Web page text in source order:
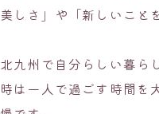
美しさ」や「新しいこと
北九州で自分らしい暮ら
時は一人で過ごす時間を